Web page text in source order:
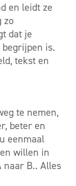
en leidt ze
zo
dat je
is.
tekst en
te nemen,
beter en
eenmaal
willen in
naar B.. Alles